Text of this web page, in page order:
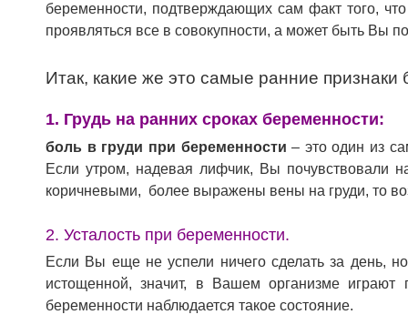
беременности, подтверждающих сам факт того,
проявляться все в совокупности, а может быть Вы
Итак, какие же это самые ранние признаки
1. Грудь на ранних сроках беременности:
боль в груди при беременности – это один из
Если утром, надевая лифчик, Вы почувствовали
коричневыми, более выражены вены на груди, то
2. Усталость при беременности.
Если Вы еще не успели ничего сделать за день,
истощенной, значит, в Вашем организме
беременности наблюдается такое состояние.